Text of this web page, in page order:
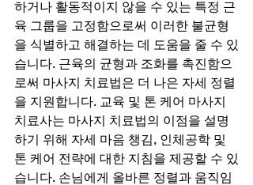
하거나 활동적이지 않을 수 있는 특정 근
육 그룹을 고정함으로써 이러한 불균형
을 식별하고 해결하는 데 도움을 줄 수 있
습니다. 근육의 균형과 조화를 촉진함으
로써 마사지 치료법은 더 나은 자세 정렬
을 지원합니다. 교육 및 톤 케어 마사지
치료사는 마사지 치료법의 이점을 설명
하기 위해 자세 마음 챙김, 인체공학 및
톤 케어 전략에 대한 지침을 제공할 수 있
습니다. 손님에게 올바른 정렬과 움직임